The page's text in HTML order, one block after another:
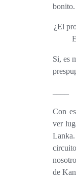
bonito.
¿El problema? El precio: 1500 lkr, 10
Si, es muy bonito pero si vienes en
Con esto tienes unos 4 o 5 días para
ver
de